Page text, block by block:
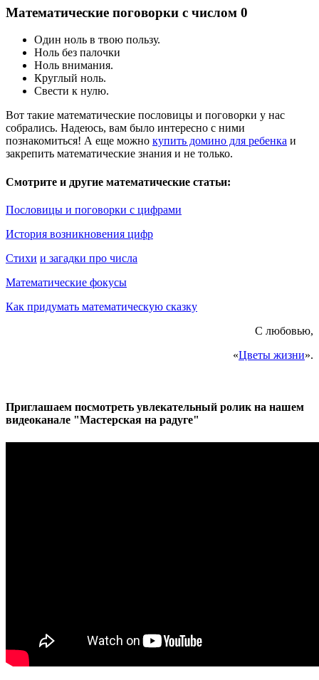
Математические поговорки с числом 0
Один ноль в твою пользу.
Ноль без палочки
Ноль внимания.
Круглый ноль.
Свести к нулю.
Вот такие математические пословицы и поговорки у нас
собрались. Надеюсь, вам было интересно с ними
познакомиться! А еще можно купить домино для ребенка и
закрепить математические знания и не только.
Смотрите и другие математические статьи:
Пословицы и поговорки с цифрами
История возникновения цифр
Стихи и загадки про числа
Математические фокусы
Как придумать математическую сказку
С любовью,
«Цветы жизни».
Приглашаем посмотреть увлекательный ролик на нашем
видеоканале "Мастерская на радуге"